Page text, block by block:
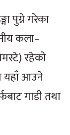
पुग्ने गरेका
कला–
रहेको
यहाँ आउने
गाडी तथा